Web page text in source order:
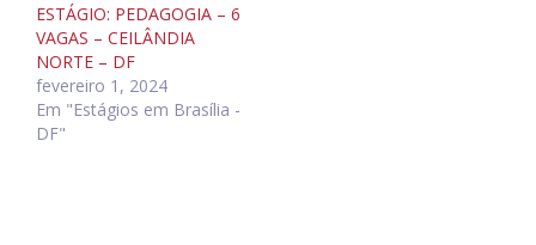
ESTÁGIO: PEDAGOGIA – 6
VAGAS – CEILÂNDIA
NORTE – DF
fevereiro 1, 2024
Em "Estágios em Brasília -
DF"